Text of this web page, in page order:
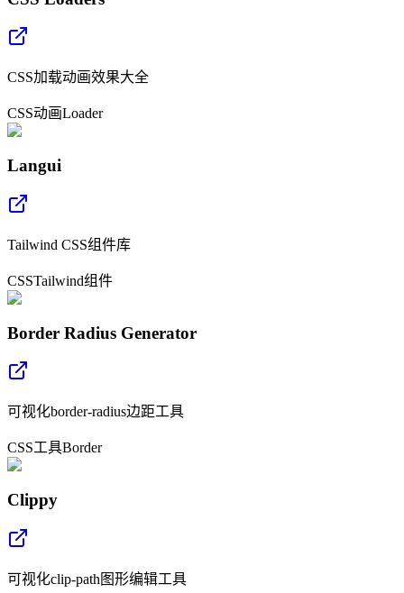
CSS加载动画效果大全
CSS动画Loader
Langui
Tailwind CSS组件库
CSSTailwind组件
Border Radius Generator
可视化border-radius边距工具
CSS工具Border
Clippy
可视化clip-path图形编辑工具